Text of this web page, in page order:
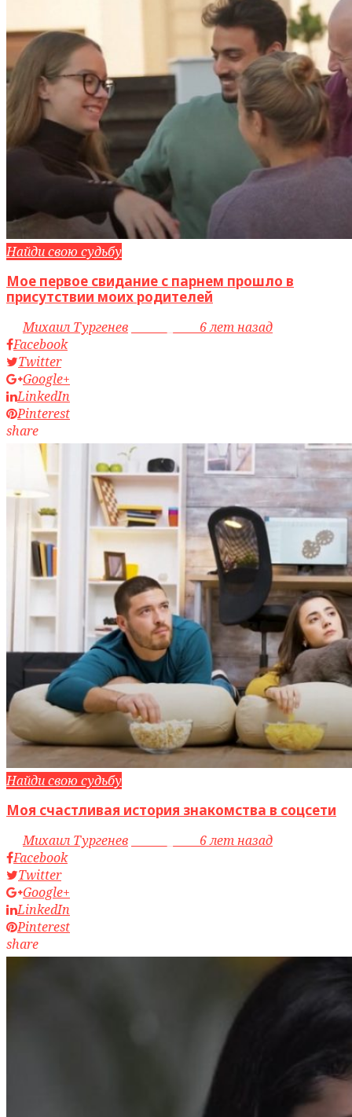
Найди свою судьбу
Мое первое свидание с парнем прошло в
присутствии моих родителей
byМихаил Тургенев
6 лет назад
Facebook
Twitter
Google+
LinkedIn
Pinterest
share
Найди свою судьбу
Моя счастливая история знакомства в соцсети
byМихаил Тургенев
6 лет назад
Facebook
Twitter
Google+
LinkedIn
Pinterest
share